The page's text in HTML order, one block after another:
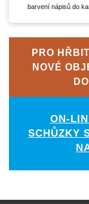
barvení nápisů do
PRO
NOVÉ
ON-
SCHŮZKY